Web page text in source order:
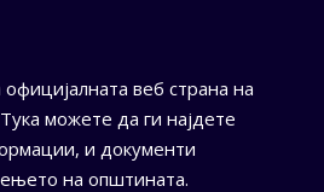
веб страна на
можете да ги најдете
и документи
на општината.